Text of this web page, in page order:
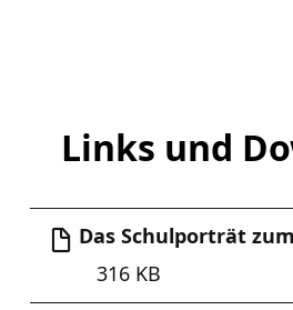
Links und
Das Schulporträt
316 KB